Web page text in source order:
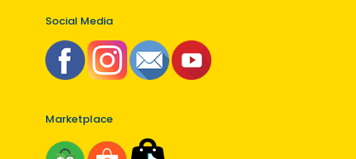
Social Media
Marketplace